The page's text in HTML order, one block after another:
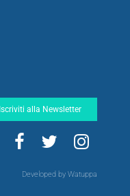
Iscriviti alla Newsletter
Developed by Watuppa